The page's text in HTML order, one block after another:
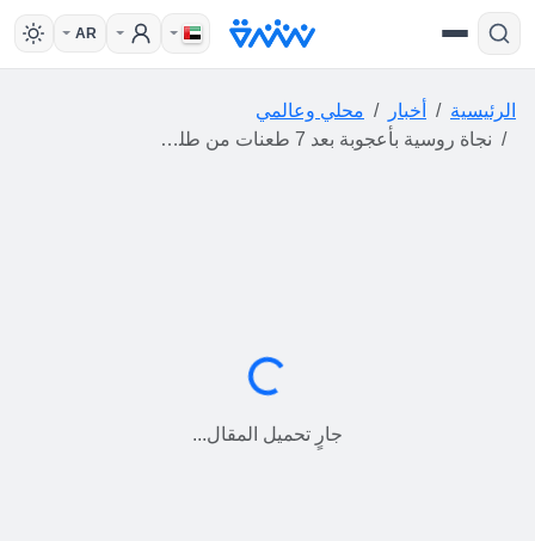
AR
الرئيسية أخبار
محلي وعالمي
نجاة روسية بأعجوبة بعد 7 طعنات من طليقها المصري
جارٍ التحميل...
جارٍ تحميل المقال...